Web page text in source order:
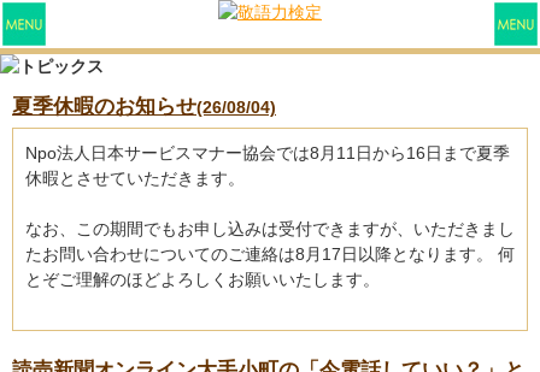
夏季休暇のお知らせ(26/08/04)
Npo法人日本サービスマナー協会では8月11日から16日まで夏季
休暇とさせていただきます。
なお、この期間でもお申し込みは受付できますが、いただきまし
たお問い合わせについてのご連絡は8月17日以降となります。 何
とぞご理解のほどよろしくお願いいたします。